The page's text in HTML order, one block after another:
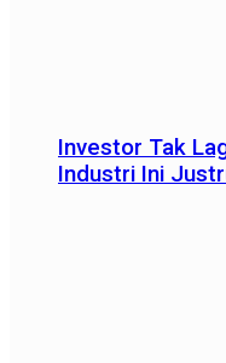
Investor Tak
Industri Ini